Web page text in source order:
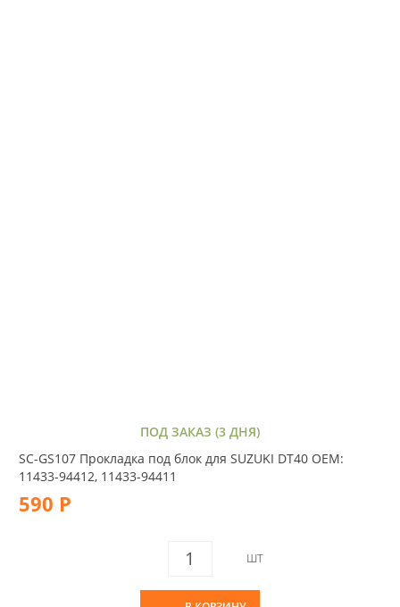
ПОД ЗАКАЗ (3 ДНЯ)
SC-GS107 Прокладка под блок для SUZUKI DT40 OEM:
11433-94412, 11433-94411
590 Р
ШТ